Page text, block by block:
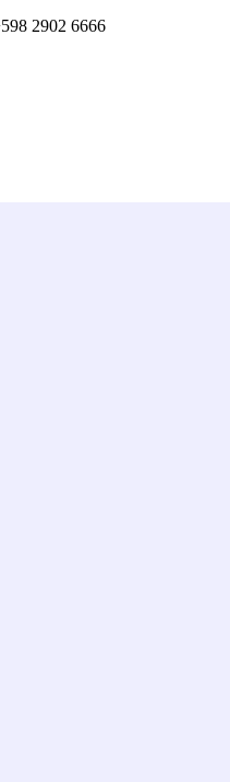
2902 6666